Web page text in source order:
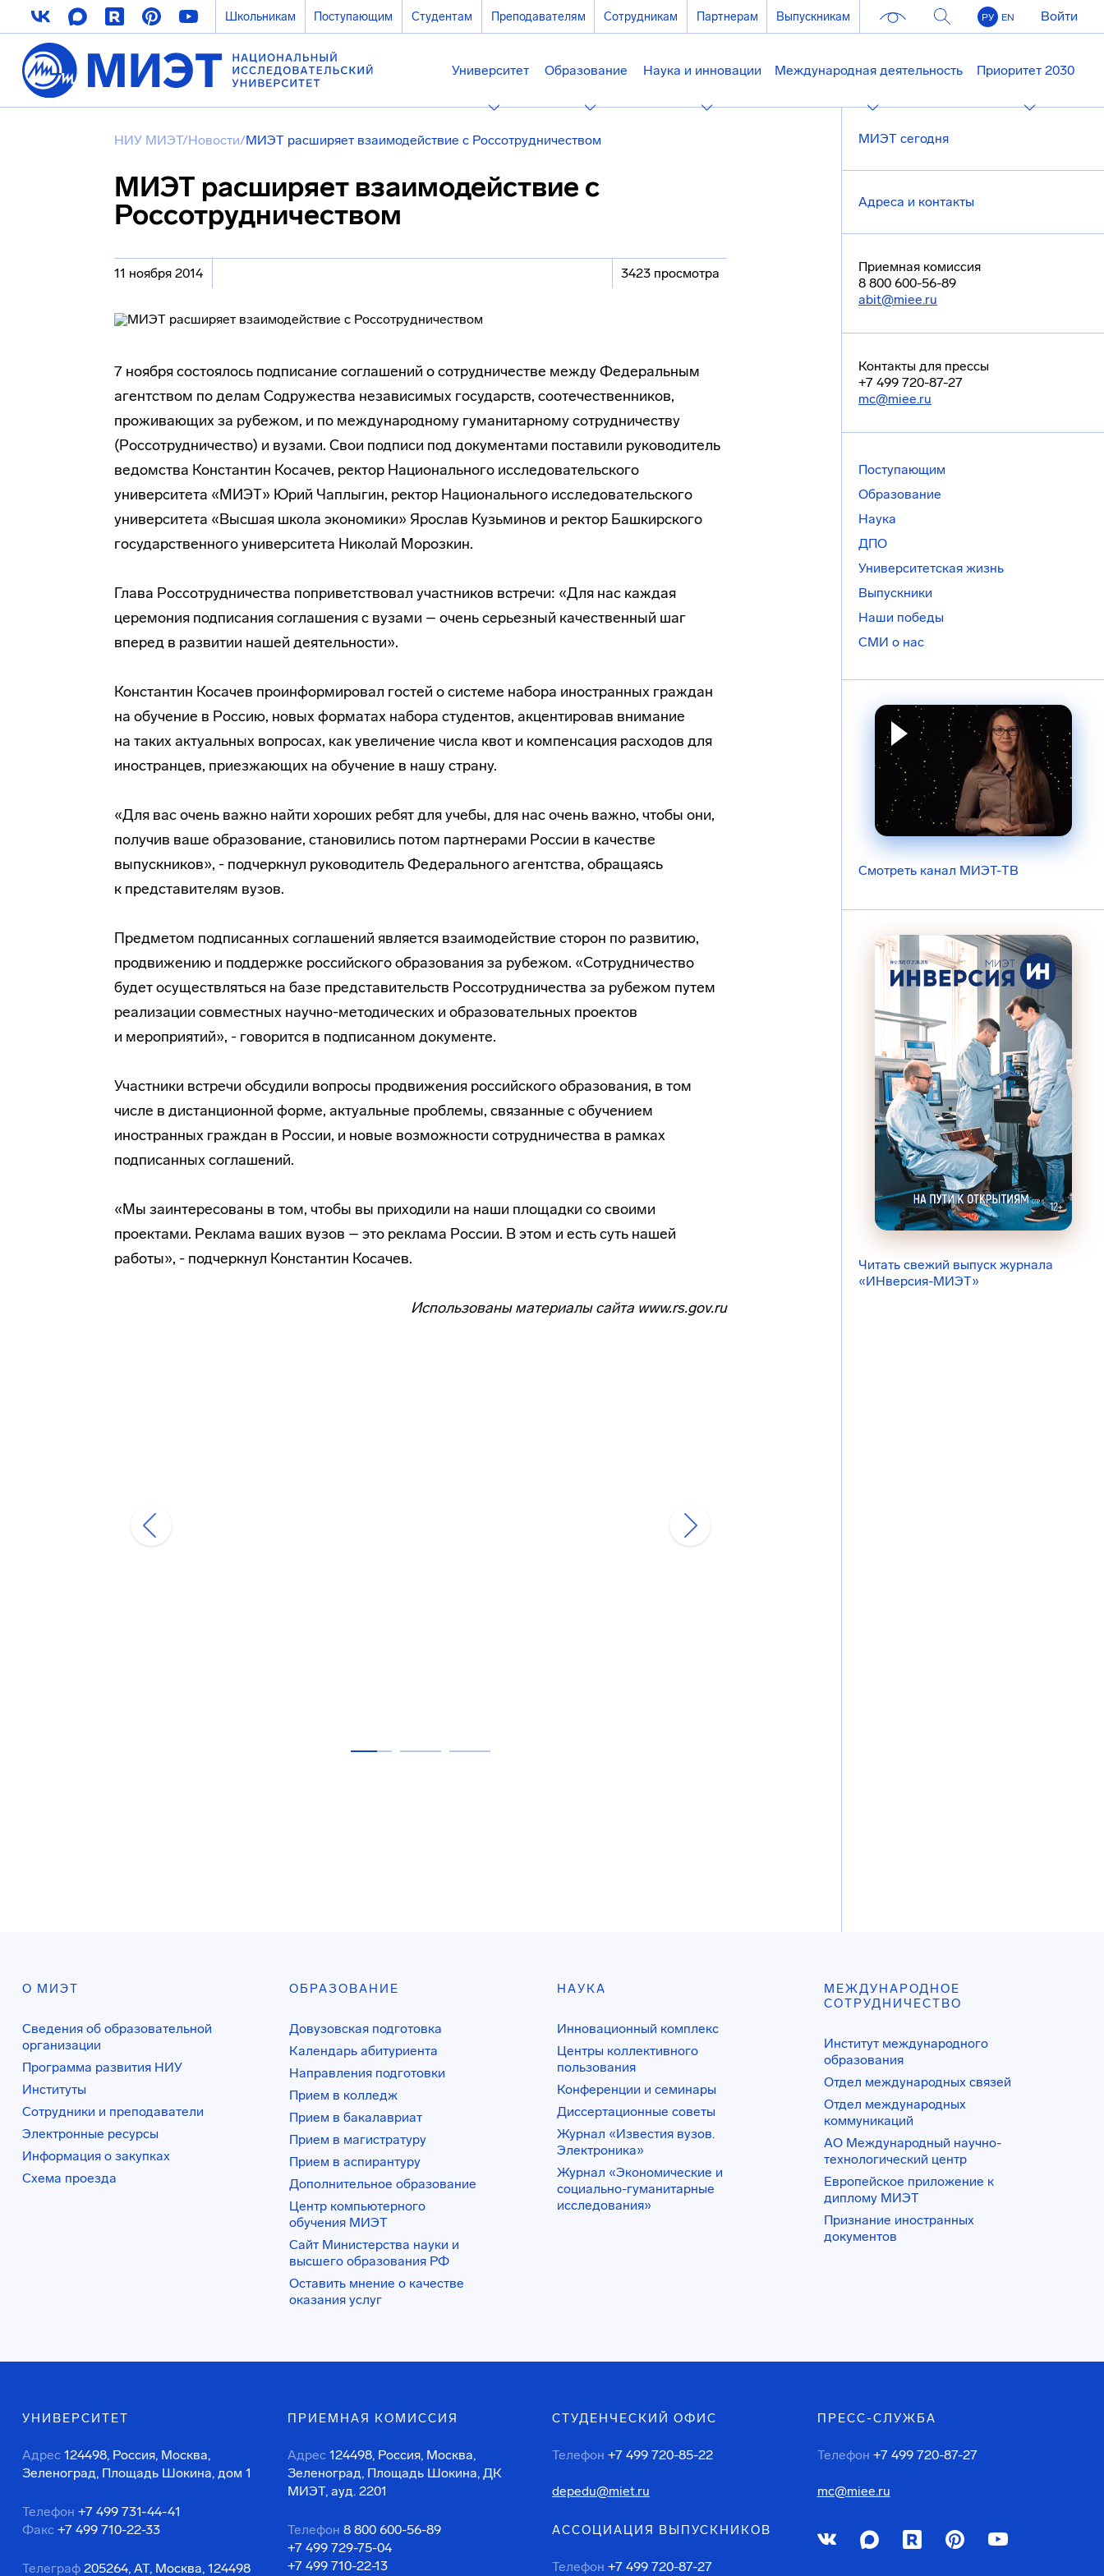
Школьникам Поступающим Студентам Преподавателям Сотрудникам Партнерам Выпускникам РУ EN Войти
Университет Образование Наука и инновации Международная деятельность Приоритет 2030
НИУ МИЭТ/Новости/МИЭТ расширяет взаимодействие с Россотрудничеством
МИЭТ расширяет взаимодействие с
Россотрудничеством
11 ноября 2014 3423 просмотра
7 ноября состоялось подписание соглашений о сотрудничестве между Федеральным
агентством по делам Содружества независимых государств, соотечественников,
проживающих за рубежом, и по международному гуманитарному сотрудничеству
(Россотрудничество) и вузами. Свои подписи под документами поставили руководитель
ведомства Константин Косачев, ректор Национального исследовательского
университета «МИЭТ» Юрий Чаплыгин, ректор Национального исследовательского
университета «Высшая школа экономики» Ярослав Кузьминов и ректор Башкирского
государственного университета Николай Морозкин.
Глава Россотрудничества поприветствовал участников встречи: «Для нас каждая
церемония подписания соглашения с вузами – очень серьезный качественный шаг
вперед в развитии нашей деятельности».
Константин Косачев проинформировал гостей о системе набора иностранных граждан
на обучение в Россию, новых форматах набора студентов, акцентировав внимание
на таких актуальных вопросах, как увеличение числа квот и компенсация расходов для
иностранцев, приезжающих на обучение в нашу страну.
«Для вас очень важно найти хороших ребят для учебы, для нас очень важно, чтобы они,
получив ваше образование, становились потом партнерами России в качестве
выпускников», - подчеркнул руководитель Федерального агентства, обращаясь
к представителям вузов.
Предметом подписанных соглашений является взаимодействие сторон по развитию,
продвижению и поддержке российского образования за рубежом. «Сотрудничество
будет осуществляться на базе представительств Россотрудничества за рубежом путем
реализации совместных научно-методических и образовательных проектов
и мероприятий», - говорится в подписанном документе.
Участники встречи обсудили вопросы продвижения российского образования, в том
числе в дистанционной форме, актуальные проблемы, связанные с обучением
иностранных граждан в России, и новые возможности сотрудничества в рамках
подписанных соглашений.
«Мы заинтересованы в том, чтобы вы приходили на наши площадки со своими
проектами. Реклама ваших вузов – это реклама России. В этом и есть суть нашей
работы», - подчеркнул Константин Косачев.
Использованы материалы сайта www.rs.gov.ru
МИЭТ сегодня
Адреса и контакты
Приемная комиссия
8 800 600-56-89
abit@miee.ru
Контакты для прессы
+7 499 720-87-27
mc@miee.ru
Поступающим
Образование
Наука
ДПО
Университетская жизнь
Выпускники
Наши победы
СМИ о нас
Смотреть канал МИЭТ-ТВ
Читать свежий выпуск журнала
«ИНверсия-МИЭТ»
О МИЭТ
Сведения об образовательной
организации
Программа развития НИУ
Институты
Сотрудники и преподаватели
Электронные ресурсы
Информация о закупках
Схема проезда
ОБРАЗОВАНИЕ
Довузовская подготовка
Календарь абитуриента
Направления подготовки
Прием в колледж
Прием в бакалавриат
Прием в магистратуру
Прием в аспирантуру
Дополнительное образование
Центр компьютерного
обучения МИЭТ
Сайт Министерства науки и
высшего образования РФ
Оставить мнение о качестве
оказания услуг
НАУКА
Инновационный комплекс
Центры коллективного
пользования
Конференции и семинары
Диссертационные советы
Журнал «Известия вузов.
Электроника»
Журнал «Экономические и
социально-гуманитарные
исследования»
МЕЖДУНАРОДНОЕ
СОТРУДНИЧЕСТВО
Институт международного
образования
Отдел международных связей
Отдел международных
коммуникаций
АО Международный научно-
технологический центр
Европейское приложение к
диплому МИЭТ
Признание иностранных
документов
УНИВЕРСИТЕТ
Адрес 124498, Россия, Москва,
Зеленоград, Площадь Шокина, дом 1
Телефон +7 499 731-44-41
Факс +7 499 710-22-33
Телеграф 205264, АТ, Москва, 124498
ПРИЕМНАЯ КОМИССИЯ
Адрес 124498, Россия, Москва,
Зеленоград, Площадь Шокина, ДК
МИЭТ, ауд. 2201
Телефон 8 800 600-56-89
+7 499 729-75-04
+7 499 710-22-13
СТУДЕНЧЕСКИЙ ОФИС
Телефон +7 499 720-85-22
depedu@miet.ru
АССОЦИАЦИЯ ВЫПУСКНИКОВ
Телефон +7 499 720-87-27
ПРЕСС-СЛУЖБА
Телефон +7 499 720-87-27
mc@miee.ru